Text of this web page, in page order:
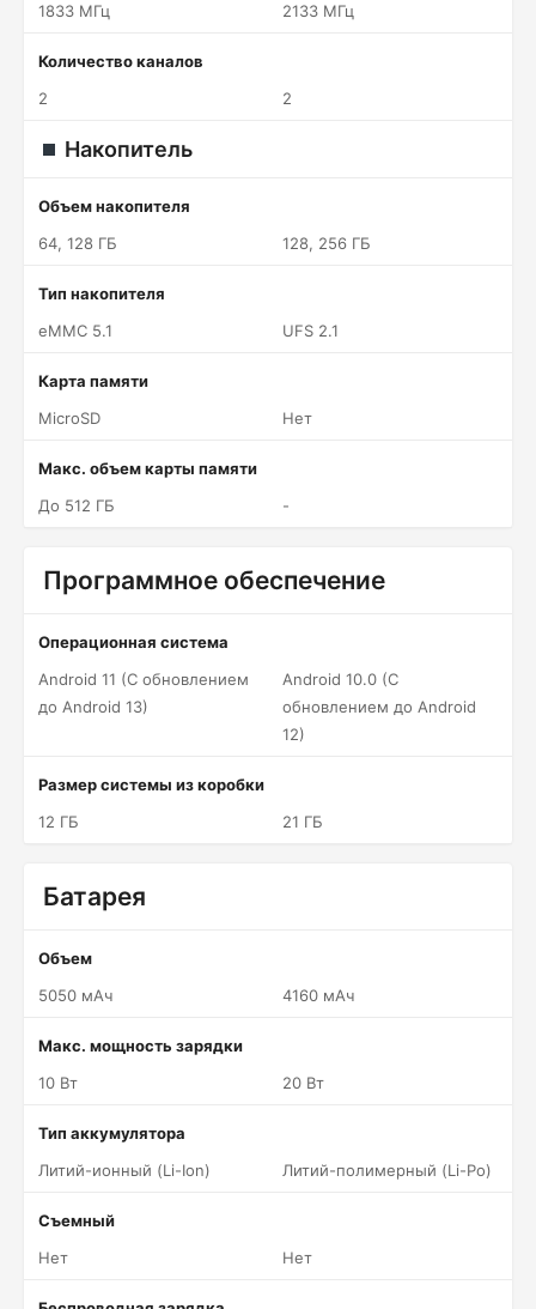
1833 МГц
2133 МГц
Количество каналов
2
2
Накопитель
Объем накопителя
64, 128 ГБ
128, 256 ГБ
Тип накопителя
eMMC 5.1
UFS 2.1
Карта памяти
MicroSD
Нет
Макс. объем карты памяти
До 512 ГБ
-
Программное обеспечение
Операционная система
Android 11 (С обновлением
до Android 13)
Android 10.0 (С
обновлением до Android
12)
Размер системы из коробки
12 ГБ
21 ГБ
Батарея
Объем
5050 мАч
4160 мАч
Макс. мощность зарядки
10 Вт
20 Вт
Тип аккумулятора
Литий-ионный (Li-Ion)
Литий-полимерный (Li-Po)
Съемный
Нет
Нет